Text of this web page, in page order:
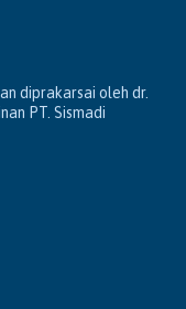
diprakarsai oleh dr.
PT. Sismadi